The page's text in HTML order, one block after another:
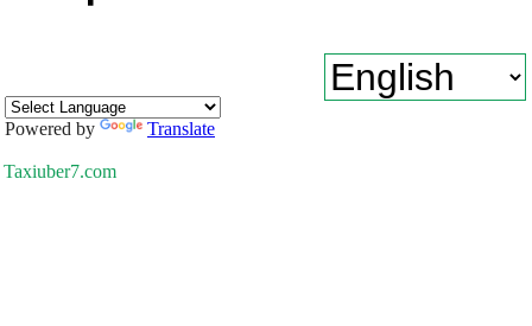
Powered by Translate
Taxiuber7.com